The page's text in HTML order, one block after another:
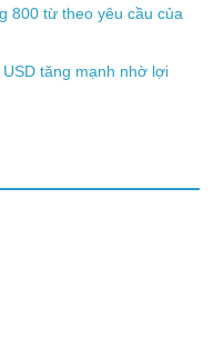
800 từ theo yêu cầu của
tăng mạnh nhờ lợi